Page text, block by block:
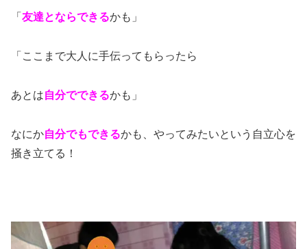
「 友達とならできるかも」
「ここまで大人に手伝ってもらったら
あとは自分でできるかも」
なにか自分でもできるかも、やってみたいという自立心を
掻き立てる！